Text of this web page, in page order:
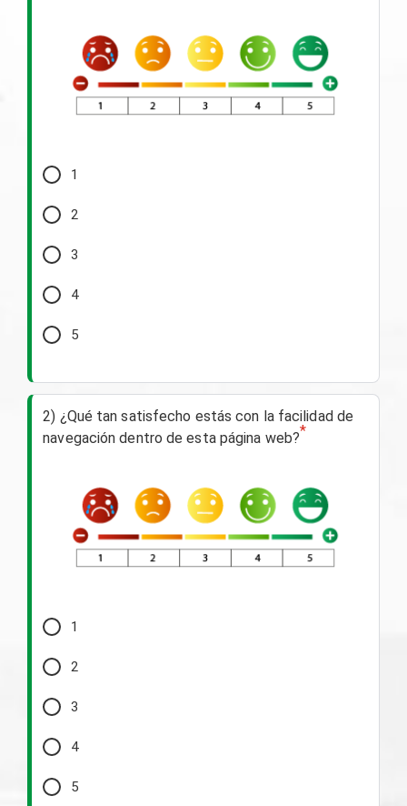
1
2
3
4
5
2) ¿Qué tan satisfecho estás con la facilidad de
navegación dentro de esta página web?*
1
2
3
4
5